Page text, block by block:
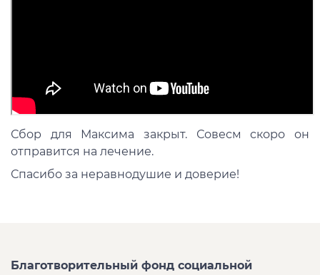
Сбор для Максима закрыт. Совесм скоро он
отправится на лечение.
Спасибо за неравнодушие и доверие!
Благотворительный фонд социальной